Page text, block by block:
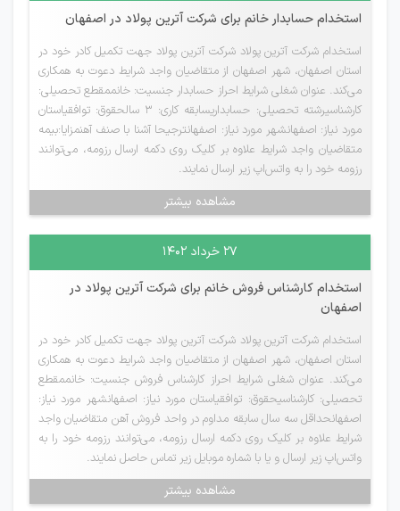
استخدام حسابدار خانم برای شرکت آترین پولاد در اصفهان
استخدام شرکت آترین پولاد شرکت آترین پولاد جهت تکمیل کادر خود در
استان اصفهان، شهر اصفهان از متقاضیان واجد شرایط دعوت به همکاری
می‌کند. عنوان شغلی شرایط احراز حسابدار جنسیت: خانممقطع تحصیلی:
کارشناسیرشته تحصیلی: حسابداریسابقه کاری: ۳ سالحقوق: توافقیاستان
مورد نیاز: اصفهانشهر مورد نیاز: اصفهانترجیحا آشنا با صنف آهنمزایا:بیمه
متقاضیان واجد شرایط علاوه بر کلیک روی دکمه ارسال رزومه، می‌توانند
رزومه خود را به واتس‌اپ زیر ارسال نمایند.
مشاهده بیشتر
۲۷ خرداد ۱۴۰۲
استخدام کارشناس فروش خانم برای شرکت آترین پولاد در
اصفهان
استخدام شرکت آترین پولاد شرکت آترین پولاد جهت تکمیل کادر خود در
استان اصفهان، شهر اصفهان از متقاضیان واجد شرایط دعوت به همکاری
می‌کند. عنوان شغلی شرایط احراز کارشناس فروش جنسیت: خانممقطع
تحصیلی: کارشناسیحقوق: توافقیاستان مورد نیاز: اصفهانشهر مورد نیاز:
اصفهانحداقل سه سال سابقه مداوم در واحد فروش آهن متقاضیان واجد
شرایط علاوه بر کلیک روی دکمه ارسال رزومه، می‌توانند رزومه خود را به
واتس‌اپ زیر ارسال و یا با شماره موبایل زیر تماس حاصل نمایند.
مشاهده بیشتر